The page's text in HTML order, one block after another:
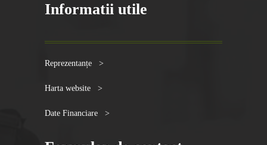
Informatii utile
Reprezentanțe >
Harta website >
Date Financiare >